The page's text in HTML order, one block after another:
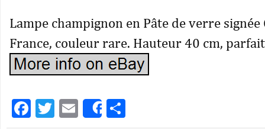
Lampe champignon en Pâte de verre signée
France, couleur rare. Hauteur 40 cm,
Facebook
Twitter
EmailShare